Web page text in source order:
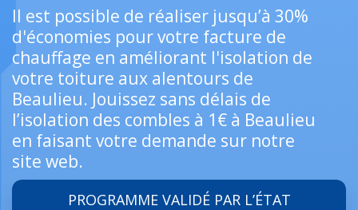
Il est possible de réaliser jusqu’à 30%
d'économies pour votre facture de
chauffage en améliorant l'isolation de
votre toiture aux alentours de
Beaulieu. Jouissez sans délais de
l’isolation des combles à 1€ à Beaulieu
en faisant votre demande sur notre
site web.
PROGRAMME VALIDÉ PAR L’ÉTAT